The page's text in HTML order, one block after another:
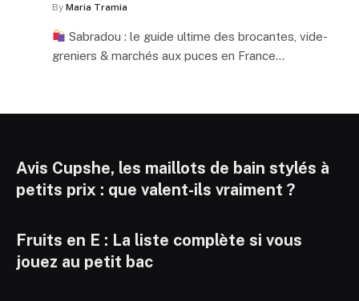
By Maria Tramia
Sabradou : le guide ultime des brocantes, vide-
greniers & marchés aux puces en France…
Avis Cupshe, les maillots de bain stylés à
petits prix : que valent-ils vraiment ?
Fruits en E : La liste complète si vous
jouez au petit bac